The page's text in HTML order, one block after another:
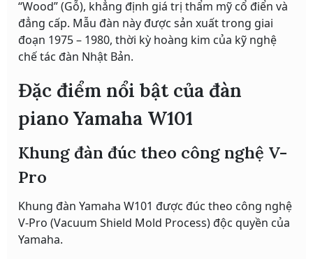
“Wood” (Gỗ), khẳng định giá trị thẩm mỹ cổ điển và
đẳng cấp. Mẫu đàn này được sản xuất trong giai
đoạn 1975 – 1980, thời kỳ hoàng kim của kỹ nghệ
chế tác đàn Nhật Bản.
Đặc điểm nổi bật của đàn
piano Yamaha W101
Khung đàn đúc theo công nghệ V-
Pro
Khung đàn Yamaha W101 được đúc theo công nghệ
V-Pro (Vacuum Shield Mold Process) độc quyền của
Yamaha.